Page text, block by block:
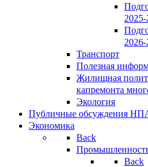
Транспорт
Полезная
Жилищная
капремонта
Экология
Публичные обсуждения
Экономика
Back
Back